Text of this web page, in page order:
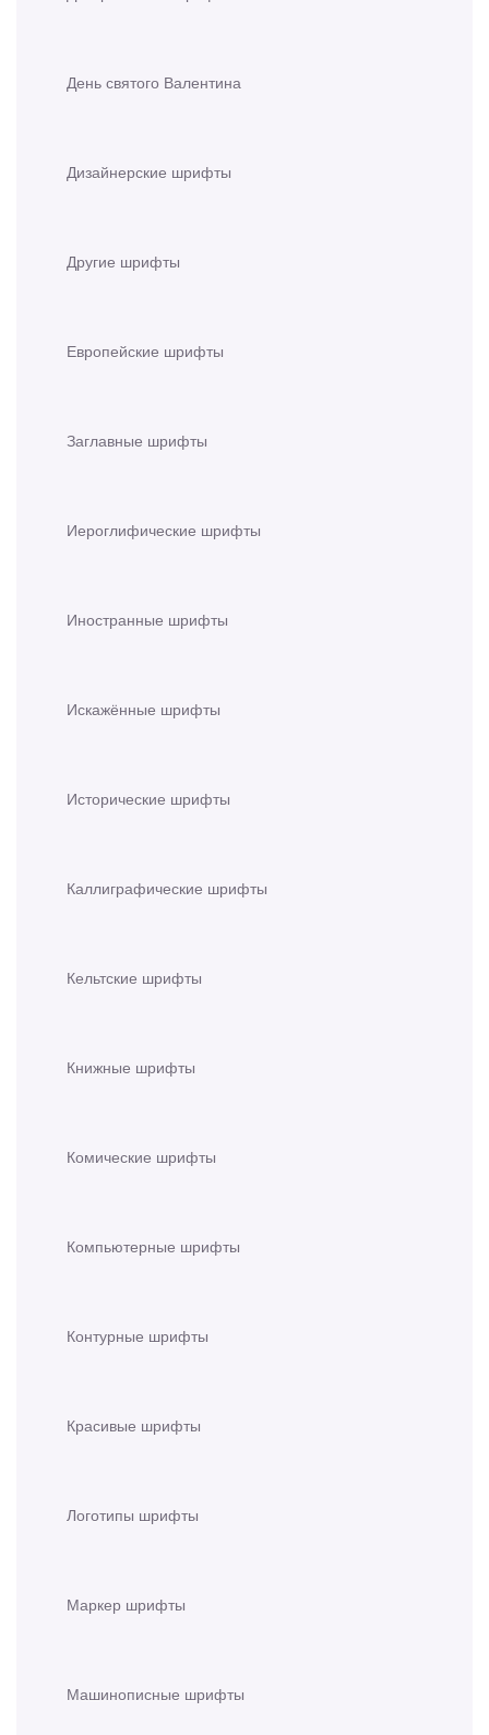
День святого Валентина
Дизайнерские шрифты
Другие шрифты
Европейские шрифты
Заглавные шрифты
Иероглифические шрифты
Иностранные шрифты
Искажённые шрифты
Исторические шрифты
Каллиграфические шрифты
Кельтские шрифты
Книжные шрифты
Комические шрифты
Компьютерные шрифты
Контурные шрифты
Красивые шрифты
Логотипы шрифты
Маркер шрифты
Машинописные шрифты